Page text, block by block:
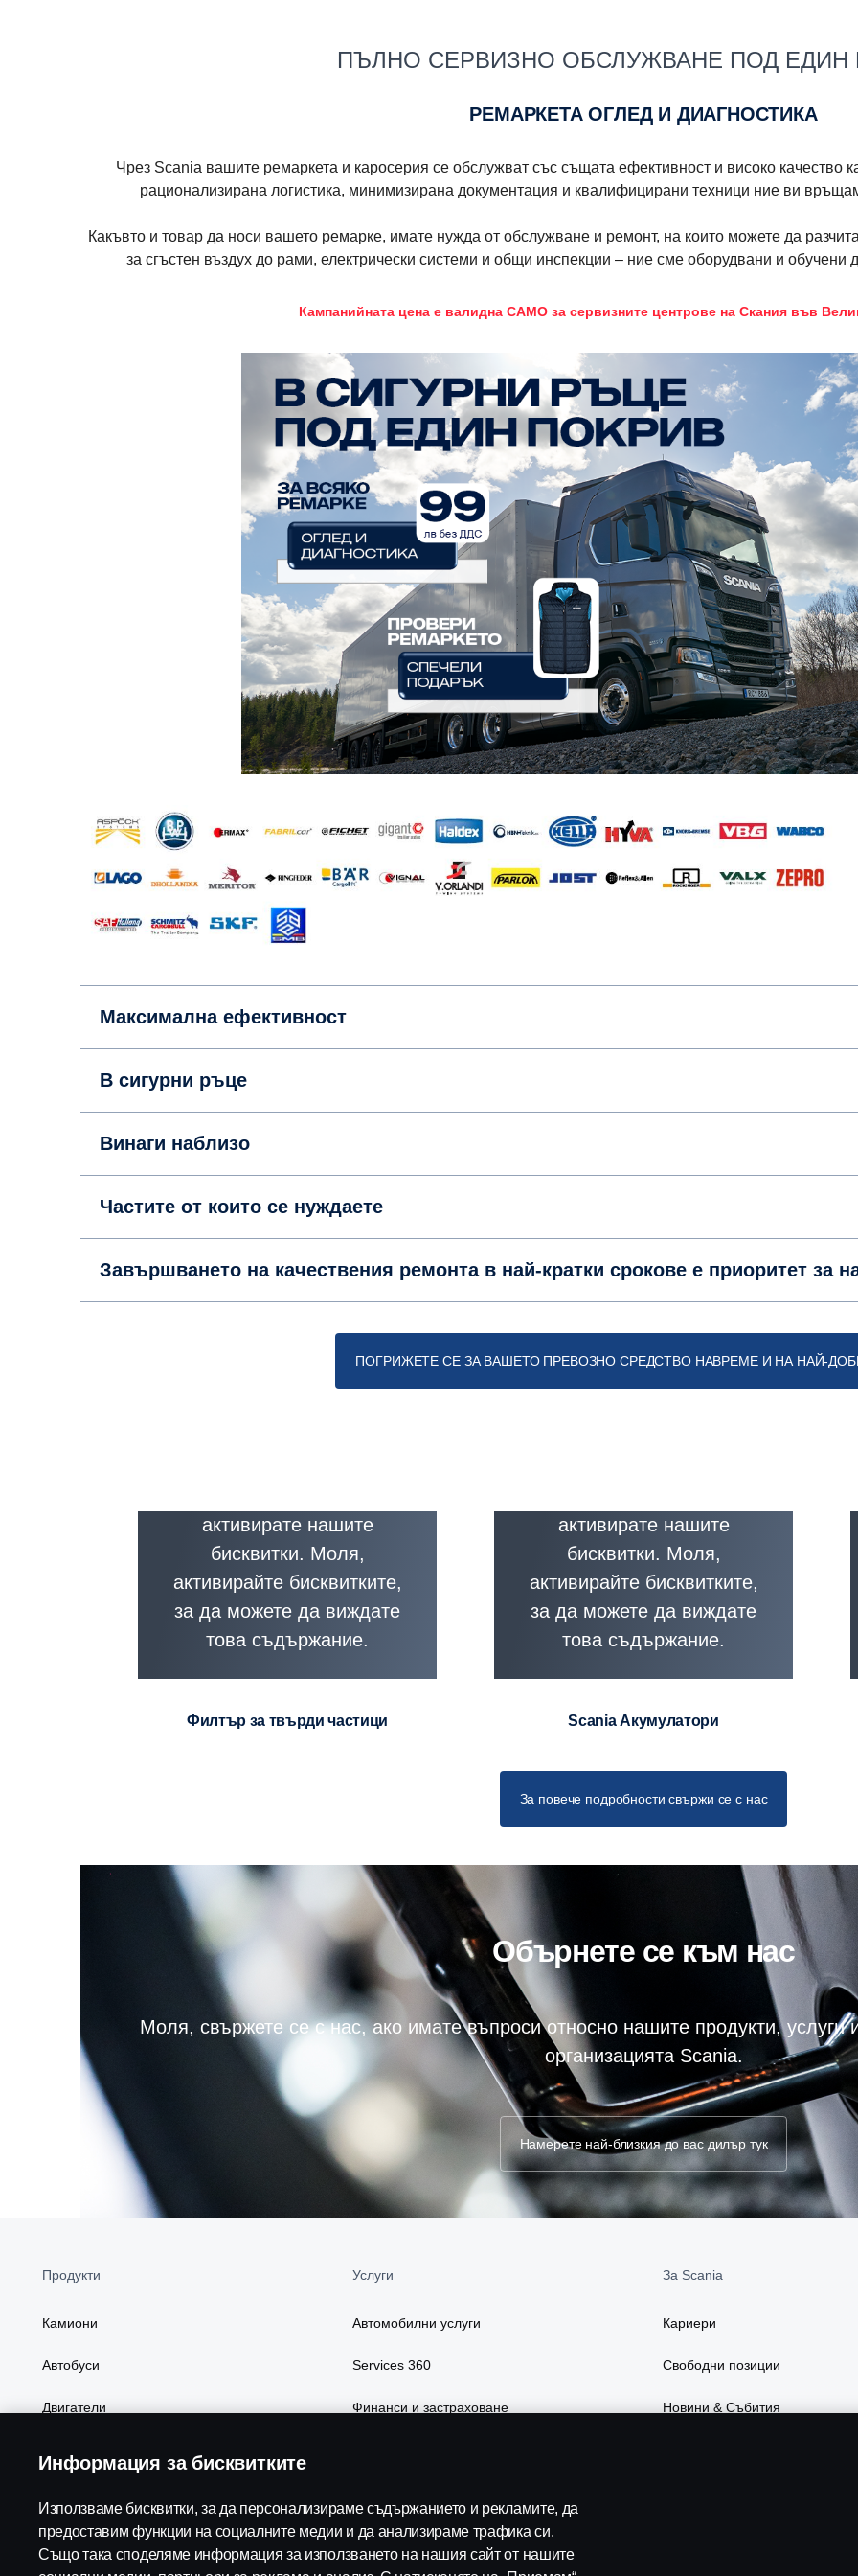
ПЪЛНО СЕРВИЗНО ОБСЛУЖВАНЕ ПОД ЕДИН
РЕМАРКЕТА ОГЛЕД И ДИАГНОСТИКА
Чрез Scania вашите ремаркета и каросерия се обслужват със същата ефективност и високо качество
рационализирана логистика, минимизирана документация и квалифицирани техници ние ви
Какъвто и товар да носи вашето ремарке, имате нужда от обслужване и ремонт, на които можете да
за сгъстен въздух до рами, електрически системи и общи инспекции – ние сме оборудвани и
Кампанийната цена е валидна САМО за сервизните центрове на Скания във
Максимална ефективност
В сигурни ръце
Винаги наблизо
Частите от които се нуждаете
Завършването на качествения ремонта в най-кратки срокове е приоритет за
ПОГРИЖЕТЕ СЕ ЗА ВАШЕТО ПРЕВОЗНО СРЕДСТВО НАВРЕМЕ И НА НАЙ-
активирате нашите
бисквитки. Моля,
активирайте бисквитките,
за да можете да виждате
това съдържание.
Филтър за твърди частици
активирате нашите
бисквитки. Моля,
активирайте бисквитките,
за да можете да виждате
това съдържание.
Scania Акумулатори
За повече подробности свържи се с нас
Обърнете се към нас
Моля, свържете се с нас, ако имате въпроси относно нашите продукти, услуги
организацията Scania.
Намерете най-близкия до вас дилър тук
Продукти
Камиони
Автобуси
Двигатели
Услуги
Автомобилни услуги
Services 360
Финанси и застраховане
За Scania
Кариери
Свободни позиции
Новини & Събития
Информация за бисквитките
Използваме бисквитки, за да персонализираме съдържанието и рекламите, да
предоставим функции на социалните медии и да анализираме трафика си.
Също така споделяме информация за използването на нашия сайт от нашите